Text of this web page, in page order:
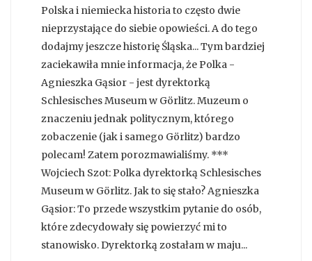
Polska i niemiecka historia to często dwie
nieprzystające do siebie opowieści. A do tego
dodajmy jeszcze historię Śląska... Tym bardziej
zaciekawiła mnie informacja, że Polka -
Agnieszka Gąsior - jest dyrektorką
Schlesisches Museum w Görlitz. Muzeum o
znaczeniu jednak politycznym, którego
zobaczenie (jak i samego Görlitz) bardzo
polecam! Zatem porozmawialiśmy. ***
Wojciech Szot: Polka dyrektorką Schlesisches
Museum w Görlitz. Jak to się stało? Agnieszka
Gąsior: To przede wszystkim pytanie do osób,
które zdecydowały się powierzyć mi to
stanowisko. Dyrektorką zostałam w maju...